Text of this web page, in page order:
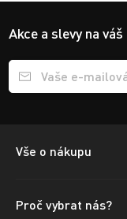
Akce a slevy na
Přihlášení e-mailu
Vše o nákupu
Proč vybrat nás?